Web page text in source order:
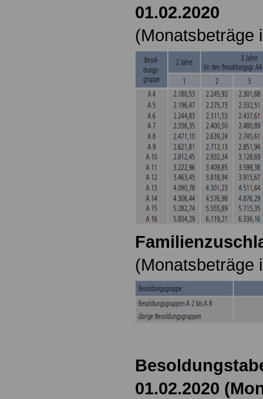
01.02.2020
(Monatsbeträge
(Monatsbeträge
01.02.2020